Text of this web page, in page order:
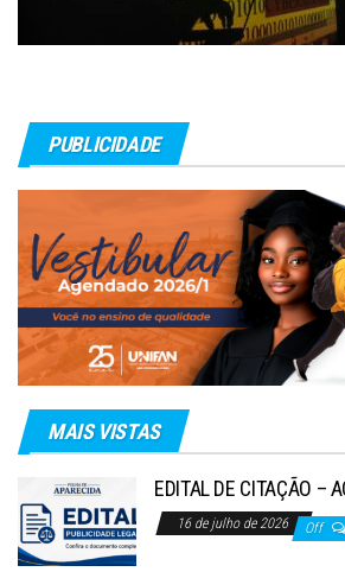
PUBLICIDADE
MAIS VISTAS
EDITAL DE CITAÇÃO –
16 de julho de 2026 Off